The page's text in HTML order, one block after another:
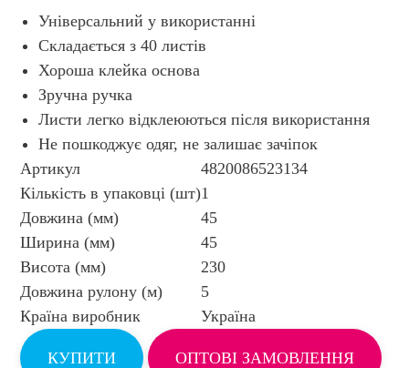
Універсальний у використанні
Складається з 40 листів
Хороша клейка основа
Зручна ручка
Листи легко відклеюються після використання
Не пошкоджує одяг, не залишає зачіпок
Артикул
4820086523134
Кількість в упаковці (шт)1
Довжина (мм)
45
Ширина (мм)
45
Висота (мм)
230
Довжина рулону (м)
5
Країна виробник
Україна
КУПИТИ ОПТОВІ ЗАМОВЛЕННЯ